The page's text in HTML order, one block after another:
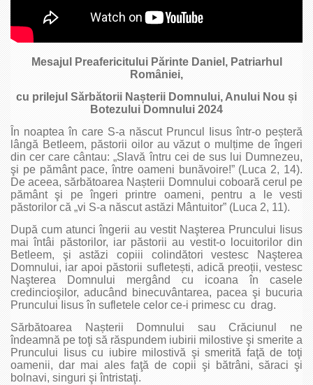
Mesajul Preafericitului Părinte Daniel, Patriarhul
României,
cu prilejul Sărbătorii Nașterii Domnului, Anului Nou și
Botezului Domnului 2024
În noaptea în care S-a născut Pruncul Iisus într-o peșteră
lângă Betleem, păstorii oilor au văzut o mulțime de îngeri
din cer care cântau: „Slavă întru cei de sus lui Dumnezeu,
şi pe pământ pace, între oameni bunăvoire!” (Luca 2, 14).
De aceea, sărbătoarea Nașterii Domnului coboară cerul pe
pământ şi pe îngeri printre oameni, pentru a le vesti
păstorilor că „vi S-a născut astăzi Mântuitor” (Luca 2, 11).
După cum atunci îngerii au vestit Naşterea Pruncului Iisus
mai întâi păstorilor, iar păstorii au vestit-o locuitorilor din
Betleem, şi astăzi copiii colindători vestesc Naşterea
Domnului, iar apoi păstorii sufletești, adică preoții, vestesc
Naşterea Domnului mergând cu icoana în casele
credincioşilor, aducând binecuvântarea, pacea şi bucuria
Pruncului Iisus în sufletele celor ce-i primesc cu drag.
Sărbătoarea Nașterii Domnului sau Crăciunul ne
îndeamnă pe toţi să răspundem iubirii milostive şi smerite a
Pruncului Iisus cu iubire milostivă şi smerită faţă de toţi
oamenii, dar mai ales faţă de copii şi bătrâni, săraci şi
bolnavi, singuri şi întristaţi.